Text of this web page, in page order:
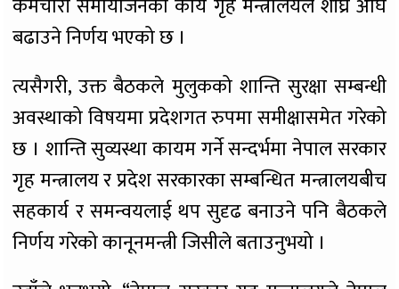
बढाउने निर्णय भएको छ ।
त्यसैगरी, उक्त बैठकले मुलुकको शान्ति सुरक्षा सम्बन्धी
अवस्थाको विषयमा प्रदेशगत रुपमा समीक्षासमेत गरेको
छ । शान्ति सुव्यस्था कायम गर्ने सन्दर्भमा नेपाल सरकार
गृह मन्त्रालय र प्रदेश सरकारका सम्बन्धित मन्त्रालयबीच
सहकार्य र समन्वयलाई थप सुदृढ बनाउने पनि बैठकले
निर्णय गरेको कानूनमन्त्री जिसीले बताउनुभयो ।